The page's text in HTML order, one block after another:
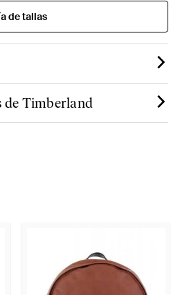
de tallas
de Timberland